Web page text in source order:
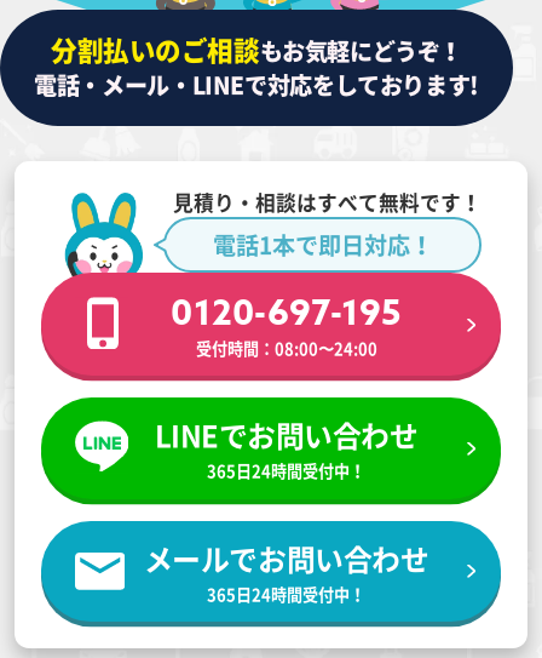
分割払いのご相談もお気軽にどうぞ！
電話・メール・LINEで対応をしております!
見積り・相談はすべて無料です！
電話1本で即日対応！
0120-697-195
受付時間：08:00〜24:00
LINEでお問い合わせ
365日24時間受付中！
メールでお問い合わせ
365日24時間受付中！